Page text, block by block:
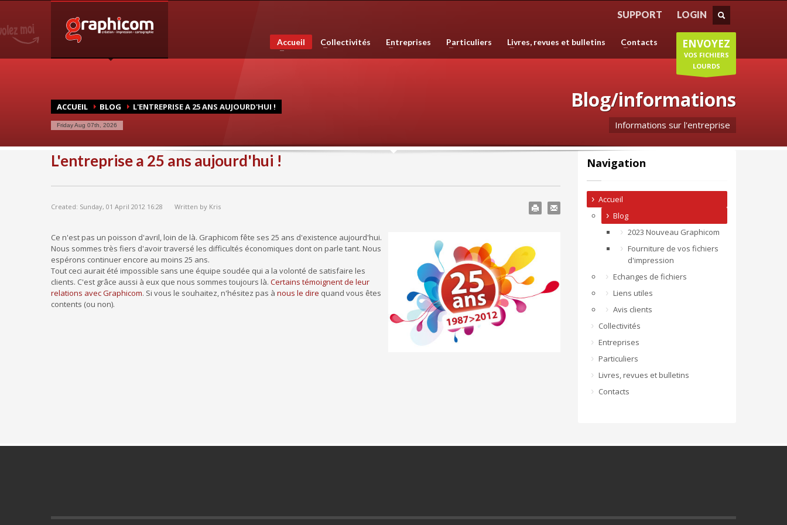
NOTRE SPÉCIALISATION
Notre entreprise familiale est spécialisée dans la cartographie, les plans de ville, mais est également compétente en infographie, en création
graphique, en impression grâce à nos presses numériques de haute qualité. Nous réalisons également des sites internet et couvrons donc
HORAIRES D'OUVERTURE
: 8:30-12:30/14:00-18:30
Vendredi
: 8:30-12:30/14:00-18:00
SUPPORT LOGIN
ENVOYEZ
VOS FICHIERS
LOURDS
Accueil Collectivités Entreprises Particuliers Livres, revues et bulletins Contacts
ACCUEIL BLOG L'ENTREPRISE A 25 ANS AUJOURD'HUI !
Friday Aug 07th, 2026
Blog/informations
Informations sur l'entreprise
L'entreprise a 25 ans aujourd'hui !
Created: Sunday, 01 April 2012 16:28 Written by Kris
Ce n'est pas un poisson d'avril, loin de là. Graphicom fête ses 25 ans d'existence aujourd'hui.
Nous sommes très fiers d'avoir traversé les difficultés économiques dont on parle tant. Nous
espérons continuer encore au moins 25 ans.
Tout ceci aurait été impossible sans une équipe soudée qui a la volonté de satisfaire les
clients. C'est grâce aussi à eux que nous sommes toujours là. Certains témoignent de leur
relations avec Graphicom. Si vous le souhaitez, n'hésitez pas à nous le dire quand vous êtes
contents (ou non).
Navigation
Accueil
Blog
2023 Nouveau Graphicom
Fourniture de vos fichiers
d'impression
Echanges de fichiers
Liens utiles
Avis clients
Collectivités
Entreprises
Particuliers
Livres, revues et bulletins
Contacts